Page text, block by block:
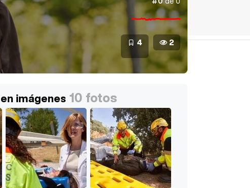
4 2
imágenes 10 fotos